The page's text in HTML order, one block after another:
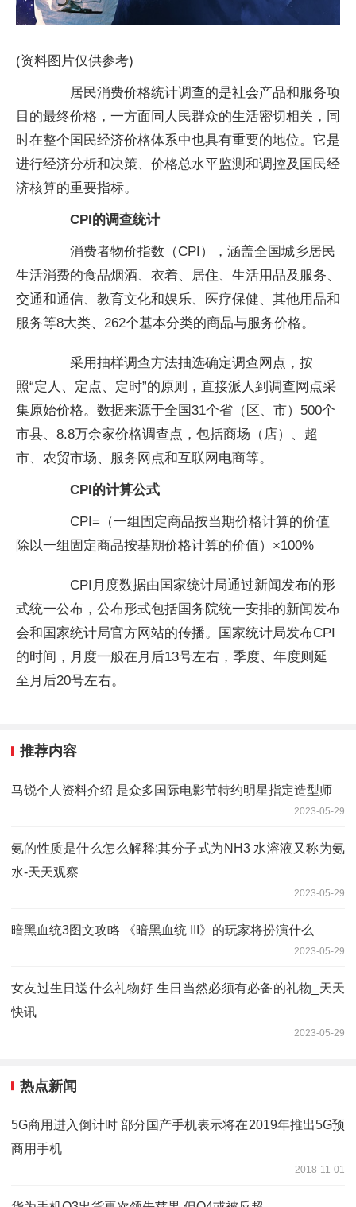
(资料图片仅供参考)
居民消费价格统计调查的是社会产品和服务项
目的最终价格，一方面同人民群众的生活密切相关，同
时在整个国民经济价格体系中也具有重要的地位。它是
进行经济分析和决策、价格总水平监测和调控及国民经
济核算的重要指标。
CPI的调查统计
消费者物价指数（CPI），涵盖全国城乡居民
生活消费的食品烟酒、衣着、居住、生活用品及服务、
交通和通信、教育文化和娱乐、医疗保健、其他用品和
服务等8大类、262个基本分类的商品与服务价格。
采用抽样调查方法抽选确定调查网点，按
照“定人、定点、定时”的原则，直接派人到调查网点采
集原始价格。数据来源于全国31个省（区、市）500个
市县、8.8万余家价格调查点，包括商场（店）、超
市、农贸市场、服务网点和互联网电商等。
CPI的计算公式
CPI=（一组固定商品按当期价格计算的价值
除以一组固定商品按基期价格计算的价值）×100%
CPI月度数据由国家统计局通过新闻发布的形
式统一公布，公布形式包括国务院统一安排的新闻发布
会和国家统计局官方网站的传播。国家统计局发布CPI
的时间，月度一般在月后13号左右，季度、年度则延
至月后20号左右。
推荐内容
马锐个人资料介绍 是众多国际电影节特约明星指定造型师
2023-05-29
氨的性质是什么怎么解释:其分子式为NH3 水溶液又称为氨
水-天天观察
2023-05-29
暗黑血统3图文攻略 《暗黑血统 III》的玩家将扮演什么
2023-05-29
女友过生日送什么礼物好 生日当然必须有必备的礼物_天天
快讯
2023-05-29
热点新闻
5G商用进入倒计时 部分国产手机表示将在2019年推出5G预
商用手机
2018-11-01